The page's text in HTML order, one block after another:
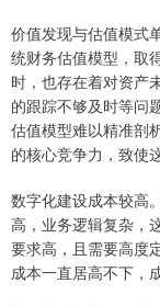
价值发现与估值模式
统财务估值模型，取
时，也存在着对资产
的跟踪不够及时等问
估值模型难以精准剖
的核心竞争力，致使
数字化建设成本较高
高，业务逻辑复杂，
要求高，且需要高度
成本一直居高不下，